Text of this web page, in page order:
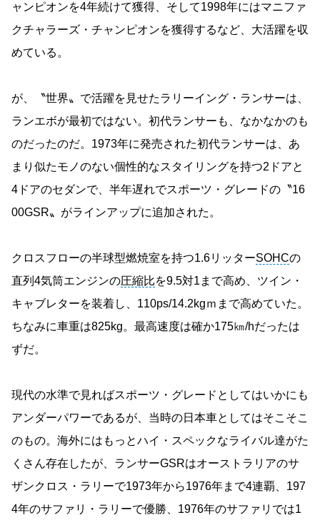
ャンピオンを4年続けて獲得、そして1998年にはマニファ
クチャラーズ・チャンピオンを獲得するなど、大活躍を収
めている。
が、〝世界〟で活躍を見せたラリーイング・ランサーは、
ランエボが最初ではない。初代ランサーも、なかなかのも
のだったのだ。1973年に発売された初代ランサーは、あ
まり似たモノのない個性的なスタイリングを持つ2ドアと
4ドアのセダンで、半年遅れでスポーツ・グレードの〝16
00GSR〟がラインアップに追加された。
クロスフローの半球型燃焼室を持つ1.6リッターSOHCの
直列4気筒エンジンの圧縮比を9.5対1まで高め、ツイン・
キャブレターを装着し、110ps/14.2kgｍまで高めていた。
ちなみに車重は825kg。最高速度は確か175㎞/hだったは
ずだ。
現代の水準で見ればスポーツ・グレードとしてはいかにも
アンダーパワーであるが、当時の日本車としてはそこそこ
のもの。海外にはもっとハイ・スペックなライバル達がた
くさん存在したが、ランサーGSRはオーストラリアのサ
ザンクロス・ラリーで1973年から1976年まで4連覇、197
4年のサファリ・ラリーで優勝、1976年のサファリでは1